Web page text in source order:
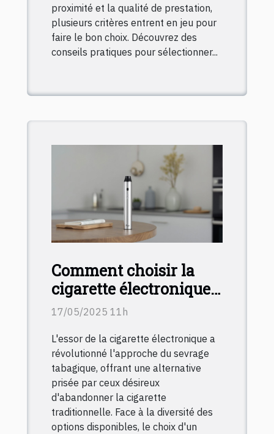
proximité et la qualité de prestation,
plusieurs critères entrent en jeu pour
faire le bon choix. Découvrez des
conseils pratiques pour sélectionner...
Comment choisir la
cigarette électronique
idéale pour débutants
17/05/2025 11h
L'essor de la cigarette électronique a
révolutionné l'approche du sevrage
tabagique, offrant une alternative
prisée par ceux désireux
d'abandonner la cigarette
traditionnelle. Face à la diversité des
options disponibles, le choix d'un